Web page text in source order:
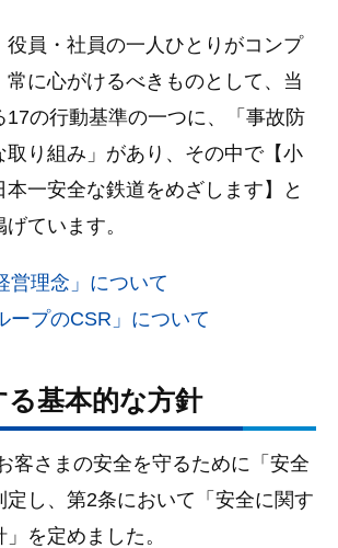
役員・社員の一人ひとりがコンプ
常に心がけるべきものとして、当
17の行動基準の一つに、「事故防
取り組み」があり、その中で【小
本一安全な鉄道をめざします】と
ています。
営理念」について
ープのCSR」について
る基本的な方針
客さまの安全を守るために「安全
定し、第2条において「安全に関す
を定めました。